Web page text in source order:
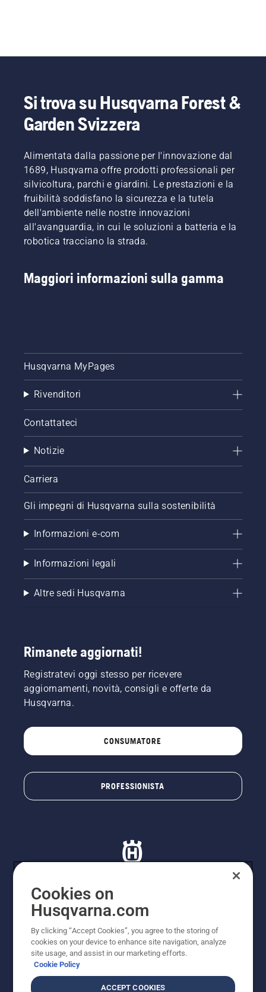
Si trova su Husqvarna Forest &
Garden Svizzera
Alimentata dalla passione per l'innovazione dal
1689, Husqvarna offre prodotti professionali per
silvicoltura, parchi e giardini. Le prestazioni e la
fruibilità soddisfano la sicurezza e la tutela
dell'ambiente nelle nostre innovazioni
all'avanguardia, in cui le soluzioni a batteria e la
robotica tracciano la strada.
Maggiori informazioni sulla gamma
Husqvarna MyPages
Rivenditori
Contattateci
Notizie
Carriera
Gli impegni di Husqvarna sulla sostenibilità
Informazioni e-com
Informazioni legali
Altre sedi Husqvarna
Rimanete aggiornati!
Registratevi oggi stesso per ricevere
aggiornamenti, novità, consigli e offerte da
Husqvarna.
CONSUMATORE
PROFESSIONISTA
© Husqvarna AB (publ). Tutti i diritti riservati. I prezzi
Husqvarna Schweiz AG per i rivenditori specializzati
aderenti all’iniziativa, prezzi in CHF comprensivi di IVA
all’ 8,1% e TRA. Con riserva di modifica. Tutti i prezzi
indicati sono prezzi al dettaglio consigliati (IVA inclusa),
a meno che il prodotto non sia disponibile per l'acquisto
Cookies on
Husqvarna.com
By clicking “Accept Cookies”, you agree to the storing of
cookies on your device to enhance site navigation, analyze
site usage, and assist in our marketing efforts.
Cookie Policy
ACCEPT COOKIES